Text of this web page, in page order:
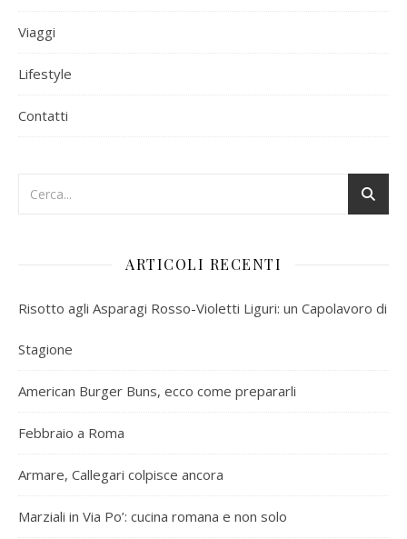
Viaggi
Lifestyle
Contatti
ARTICOLI RECENTI
Risotto agli Asparagi Rosso-Violetti Liguri: un Capolavoro di
Stagione
American Burger Buns, ecco come prepararli
Febbraio a Roma
Armare, Callegari colpisce ancora
Marziali in Via Po’: cucina romana e non solo